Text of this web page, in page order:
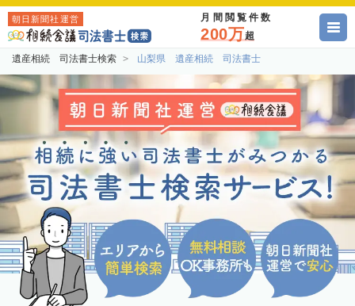
朝日新聞社運営 月間閲覧件数
200万超
遺産相続 司法書士検索 山梨県 遺産相続 司法書士